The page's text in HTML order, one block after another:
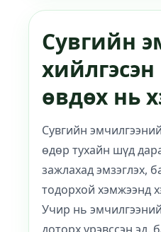
Сувгийн
өвдөх нь
Сувгийн
өдөр тухайн шүд
зажлахад эмзэглэх,
тодорхой хэмжээнд
Учир нь